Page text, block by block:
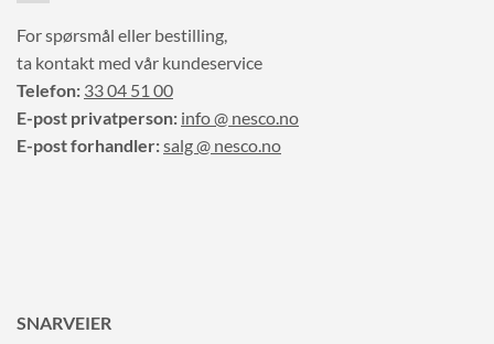
For spørsmål eller bestilling,
ta kontakt med vår kundeservice
Telefon: 33 04 51 00
E-post privatperson: info @ nesco.no
E-post forhandler:salg @ nesco.no
SNARVEIER